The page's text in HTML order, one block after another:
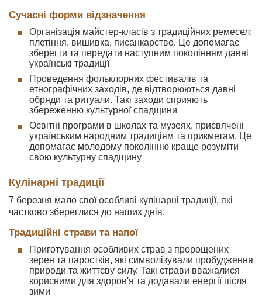
Сучасні форми відзначення
Організація майстер-класів з традиційних ремесел:
плетіння, вишивка, писанкарство. Це допомагає
зберегти та передати наступним поколінням давні
українські традиції
Проведення фольклорних фестивалів та
етнографічних заходів, де відтворюються давні
обряди та ритуали. Такі заходи сприяють
збереженню культурної спадщини
Освітні програми в школах та музеях, присвячені
українським народним традиціям та прикметам. Це
допомагає молодому поколінню краще розуміти
свою культурну спадщину
Кулінарні традиції
7 березня мало свої особливі кулінарні традиції, які
частково збереглися до наших днів.
Традиційні страви та напої
Приготування особливих страв з пророщених
зерен та паростків, які символізували пробудження
природи та життєву силу. Такі страви вважалися
корисними для здоров'я та додавали енергії після
зими